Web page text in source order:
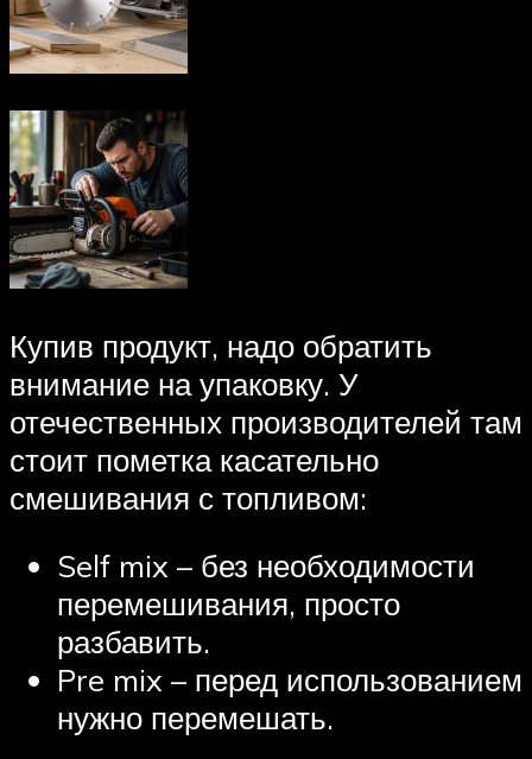
Купив продукт, надо обратить
внимание на упаковку. У
отечественных производителей там
стоит пометка касательно
смешивания с топливом:
Self mix – без необходимости
перемешивания, просто
разбавить.
Pre mix – перед использованием
нужно перемешать.